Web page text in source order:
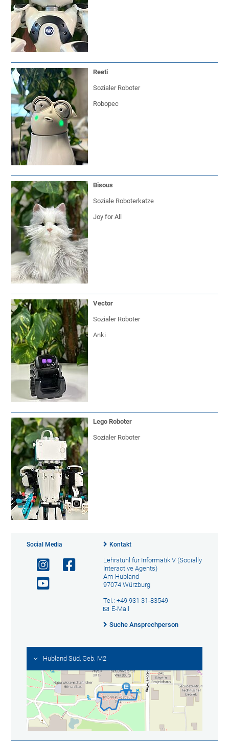
Reeti
Sozialer Roboter
Robopec
Bisous
Soziale Roboterkatze
Joy for All
Vector
Sozialer Roboter
Anki
Lego Roboter
Sozialer Roboter
Social Media Kontakt
Lehrstuhl für Informatik V (Socially
Interactive Agents)
Am Hubland
97074 Würzburg
Tel.: +49 931 31-83549
E-Mail
Suche Ansprechperson
Hubland Süd, Geb. M2